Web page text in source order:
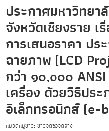
ประกาศมหาวิทยา
จังหวัดเชียงราย เ
การเสนอราคา ปร
ฉายภาพ (LCD
กว่า ๑๐,๐๐๐
เครื่อง ด้วยวิธีประ
อิเล็กทรอนิกส์ (e-
หมวดหมู่ข่าว: ข่าวจัดซื้อจัดจ้าง